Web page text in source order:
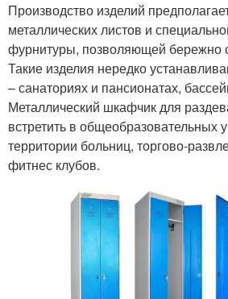
Производство изделий
металлических листов и
фурнитуры, позволяющей бережно
Такие изделия нередко
– санаториях и пансионатах,
Металлический шкафчик для
встретить в общеобразовательных
территории больниц, торгово-
фитнес клубов.